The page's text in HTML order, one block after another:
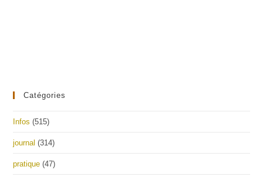
Catégories
Infos (515)
journal (314)
pratique (47)